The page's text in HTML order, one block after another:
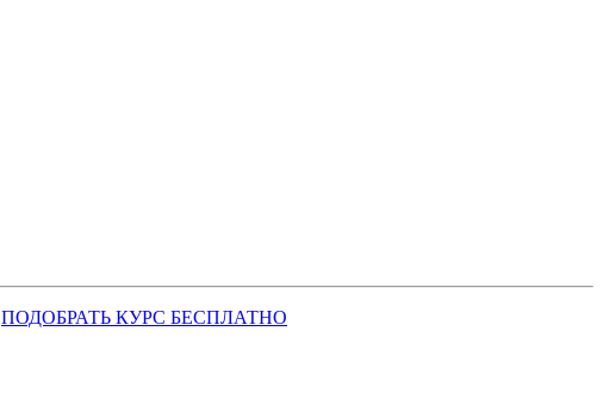
ПОДОБРАТЬ КУРС БЕСПЛАТНО